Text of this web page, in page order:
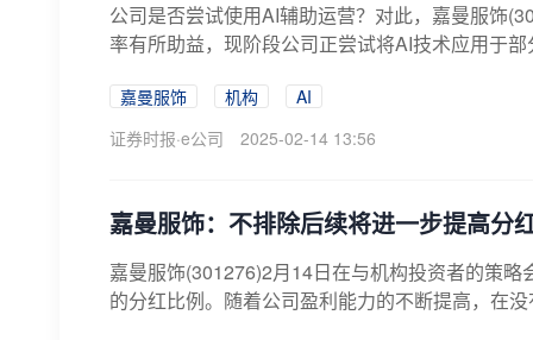
公司是否尝试使用AI辅助运营？对此，嘉曼服饰
率有所助益，现阶段公司正尝试将AI技术应用于
嘉曼服饰 机构
AI
证券时报·e公司
2025-02-14 13:56
嘉曼服饰：不排除后续将进一步提高分
嘉曼服饰(301276)2月14日在与机构投资者的策
的分红比例。随着公司盈利能力的不断提高，在